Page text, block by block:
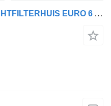
Mercedes-Benz ANTOS LUCHTFILTERHUIS EURO 6 A 004 094 72 04 voor vrachtwagen